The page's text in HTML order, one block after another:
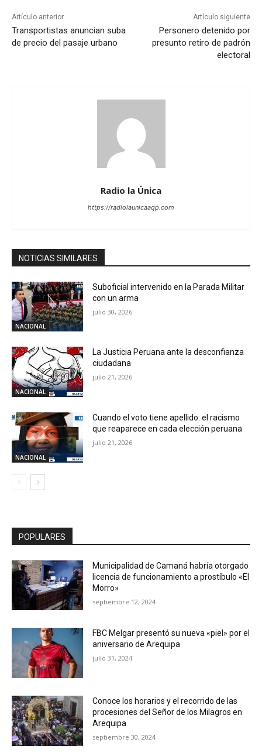
Artículo anterior
Transportistas anuncian suba
de precio del pasaje urbano
Artículo siguiente
Personero detenido por
presunto retiro de padrón
electoral
Radio la Única
https://radiolaunicaaqp.com
NOTICIAS SIMILARES
NACIONAL
Suboficial intervenido en la Parada Militar
con un arma
julio 30, 2026
NACIONAL
La Justicia Peruana ante la desconfianza
ciudadana
julio 21, 2026
NACIONAL
Cuando el voto tiene apellido: el racismo
que reaparece en cada elección peruana
julio 21, 2026
POPULARES
Municipalidad de Camaná habría otorgado
licencia de funcionamiento a prostíbulo «El
Morro»
septiembre 12, 2024
FBC Melgar presentó su nueva «piel» por el
aniversario de Arequipa
julio 31, 2024
Conoce los horarios y el recorrido de las
procesiones del Señor de los Milagros en
Arequipa
septiembre 30, 2024